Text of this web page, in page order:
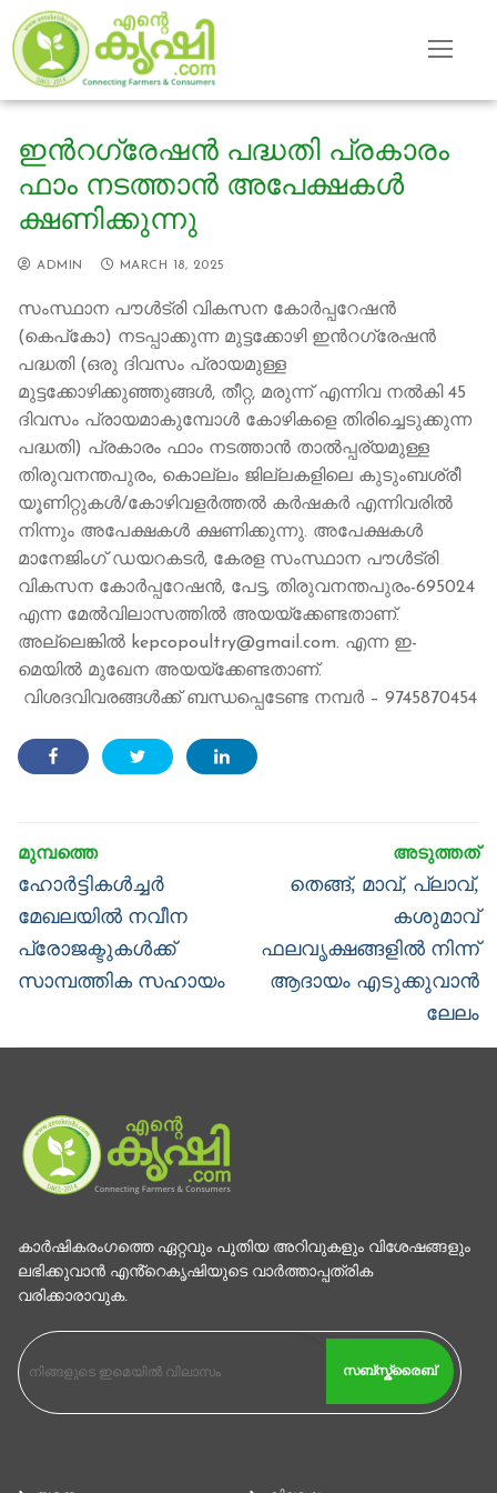
Skip
to
content
ഇൻറഗ്രേഷൻ പദ്ധതി പ്രകാരം
ഫാം നടത്താൻ അപേക്ഷകൾ
ക്ഷണിക്കുന്നു
ADMIN MARCH 18, 2025
സംസ്ഥാന പൗൾട്രി വികസന കോർപ്പറേഷൻ
(കെപ്‌കോ) നടപ്പാക്കുന്ന മുട്ടക്കോഴി ഇൻറഗ്രേഷൻ
പദ്ധതി (ഒരു ദിവസം പ്രായമുള്ള
മുട്ടക്കോഴിക്കുഞ്ഞുങ്ങൾ, തീറ്റ, മരുന്ന് എന്നിവ നൽകി 45
ദിവസം പ്രായമാകുമ്പോൾ കോഴികളെ തിരിച്ചെടുക്കുന്ന
പദ്ധതി) പ്രകാരം ഫാം നടത്താൻ താൽപ്പര്യമുള്ള
തിരുവനന്തപുരം, കൊല്ലം ജില്ലകളിലെ കുടുംബശ്രീ
യൂണിറ്റുകൾ/കോഴിവളർത്തൽ കർഷകർ എന്നിവരിൽ
നിന്നും അപേക്ഷകൾ ക്ഷണിക്കുന്നു. അപേക്ഷകൾ
മാനേജിംഗ് ഡയറകടർ, കേരള സംസ്ഥാന പൗൾട്രി
വികസന കോർപ്പറേഷൻ, പേട്ട, തിരുവനന്തപുരം-695024
എന്ന മേൽവിലാസത്തിൽ അയ‌യ്ക്കേണ്ടതാണ്.
അല്ലെങ്കിൽ kepcopoultry@gmail.com. എന്ന ഇ-
മെയിൽ മുഖേന അയ‌യ്ക്കേണ്ടതാണ്.
വിശദവിവരങ്ങൾക്ക് ബന്ധപ്പെടേണ്ട നമ്പർ – 9745870454
navigation
Previous
post:
ഹോർട്ടികൾച്ചർ
മേഖലയിൽ നവീന
പ്രോജക്ടുകൾക്ക്
സാമ്പത്തിക സഹായം
Next
തെങ്ങ്, മാവ്, പ്ലാവ്,
കശുമാവ്
ഫലവൃക്ഷങ്ങളിൽ നിന്ന്
ആദായം എടുക്കുവാൻ
ലേലം
കാര്‍ഷികരംഗത്തെ ഏറ്റവും പുതിയ അറിവുകളും വിശേഷങ്ങളും
ലഭിക്കുവാന്‍ എൻ്റെകൃഷിയുടെ വാര്‍ത്താപ്പത്രിക
വരിക്കാരാവുക.
സബ്സ്ക്രൈബ്